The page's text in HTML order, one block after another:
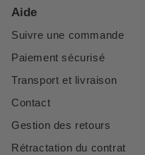
Aide
Suivre une commande
Paiement sécurisé
Transport et livraison
Contact
Gestion des retours
Rétractation du contrat